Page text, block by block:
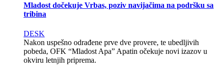
Mladost dočekuje Vrbas, poziv navijačima na podršku sa
tribina
DESK
Nakon uspešno odrađene prve dve provere, te ubedljivih
pobeda, OFK “Mladost Apa” Apatin očekuje novi izazov u
okviru letnjih priprema.